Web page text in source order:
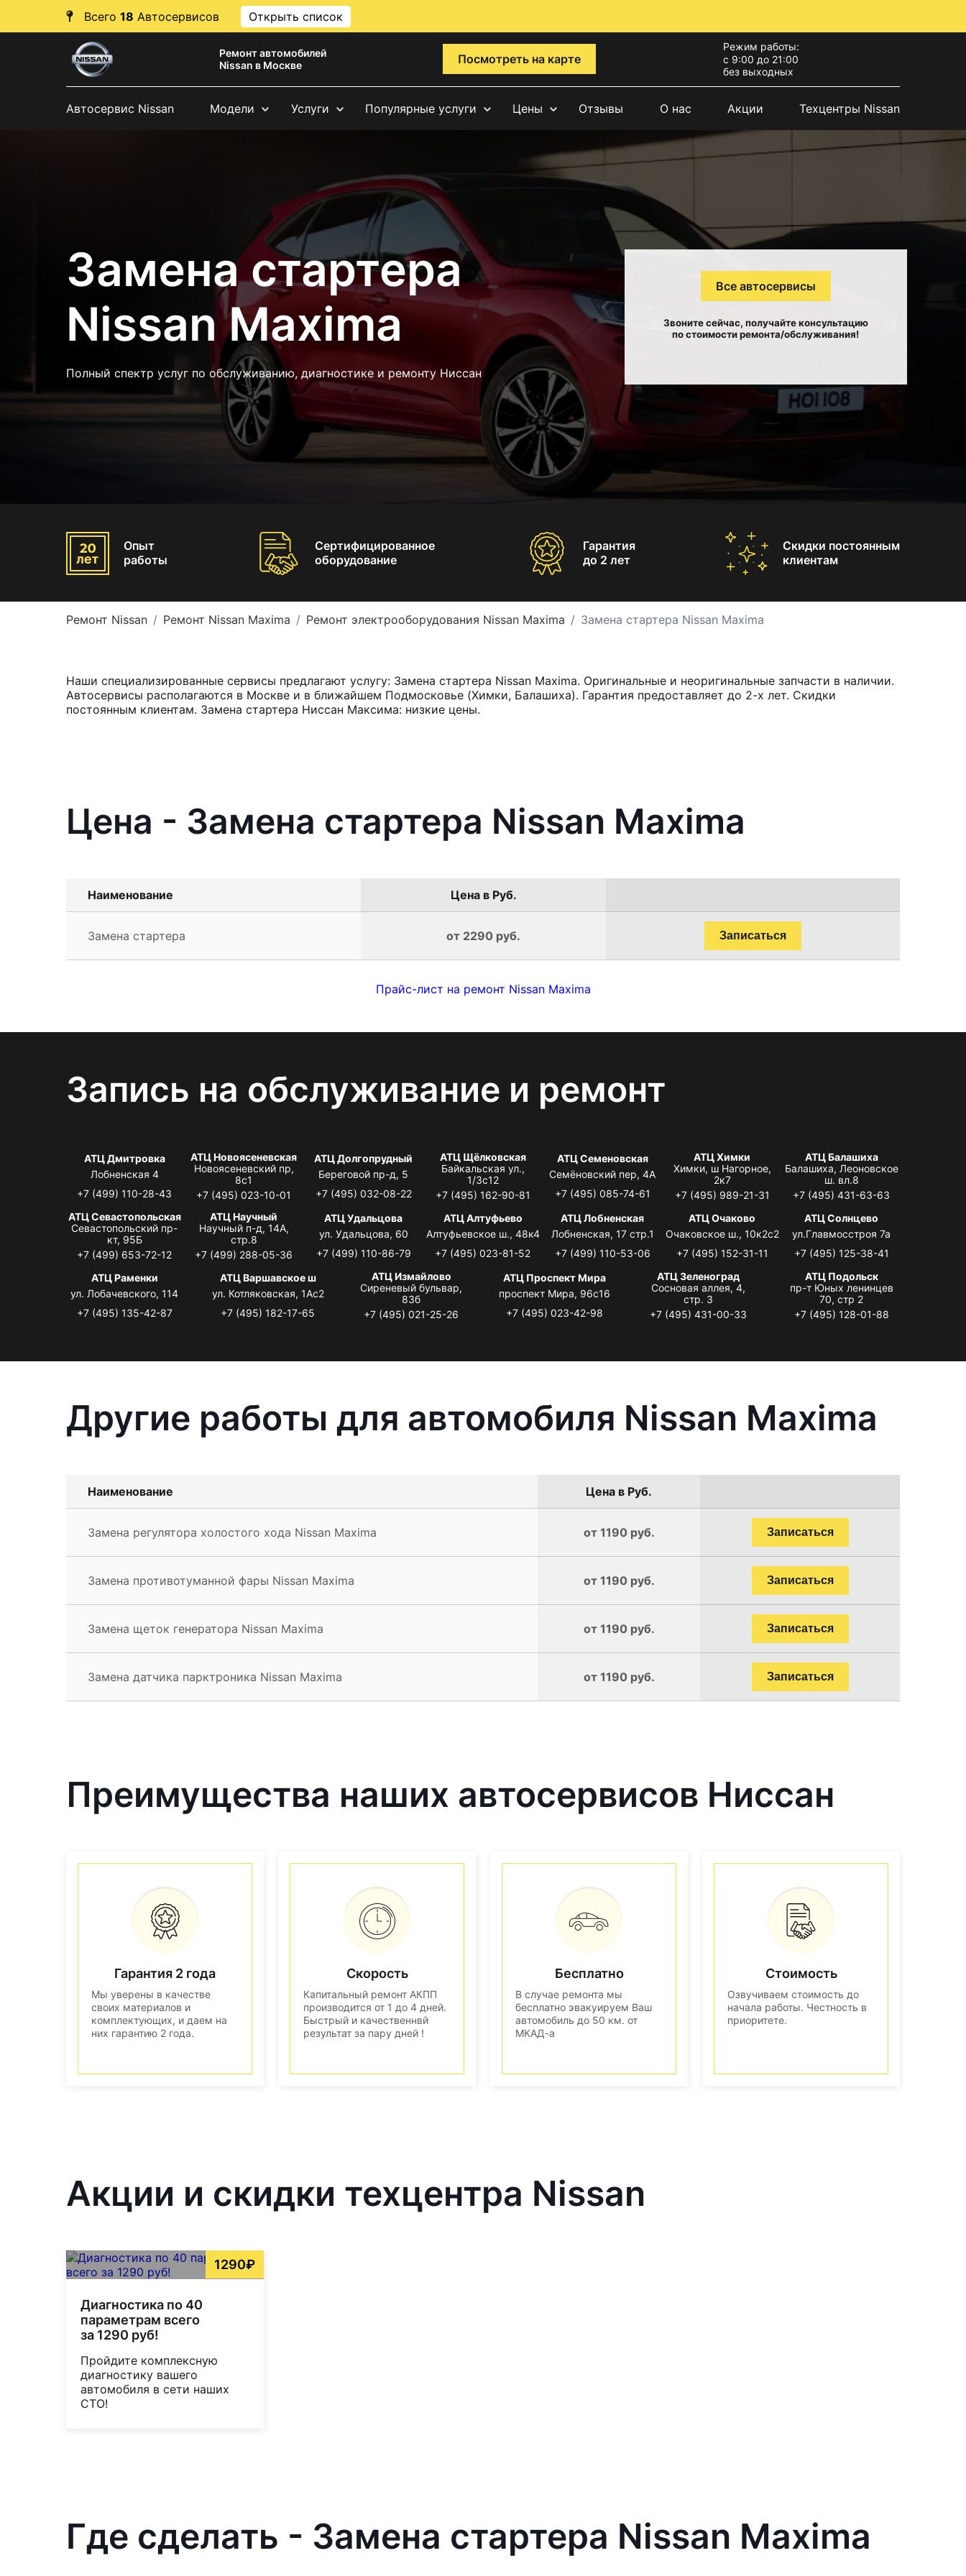
Всего 18 Автосервисов Открыть список
Ремонт автомобилей
Nissan в Москве
Посмотреть на карте
Режим работы:
с 9:00 до 21:00
без выходных
Автосервис Nissan Модели Услуги Популярные услуги Цены Отзывы О нас Акции Техцентры Nissan
Замена стартера
Nissan Maxima
Полный спектр услуг по обслуживанию, диагностике и ремонту Ниссан
Все автосервисы
Звоните сейчас, получайте консультацию
по стоимости ремонта/обслуживания!
Опыт
работы
Сертифицированное
оборудование
Гарантия
до 2 лет
Скидки постоянным
клиентам
Ремонт Nissan Ремонт Nissan Maxima Ремонт электрооборудования Nissan Maxima Замена стартера Nissan Maxima
Наши специализированные сервисы предлагают услугу: Замена стартера Nissan Maxima. Оригинальные и неоригинальные запчасти в наличии.
Автосервисы располагаются в Москве и в ближайшем Подмосковье (Химки, Балашиха). Гарантия предоставляет до 2-х лет. Скидки
постоянным клиентам. Замена стартера Ниссан Максима: низкие цены.
Цена - Замена стартера Nissan Maxima
Наименование Цена в Руб.
Замена стартера от 2290 руб. Записаться
Прайс-лист на ремонт Nissan Maxima
Запись на обслуживание и ремонт
АТЦ Дмитровка
Лобненская 4
+7 (499) 110-28-43
АТЦ Новоясеневская
Новоясеневский пр,
8с1
+7 (495) 023-10-01
АТЦ Долгопрудный
Береговой пр-д, 5
+7 (495) 032-08-22
АТЦ Щёлковская
Байкальская ул.,
1/3с12
+7 (495) 162-90-81
АТЦ Семеновская
Семёновский пер, 4А
+7 (495) 085-74-61
АТЦ Химки
Химки, ш Нагорное,
2к7
+7 (495) 989-21-31
АТЦ Балашиха
Балашиха, Леоновское
ш. вл.8
+7 (495) 431-63-63
АТЦ Севастопольская
Севастопольский пр-
кт, 95Б
+7 (499) 653-72-12
АТЦ Научный
Научный п-д, 14А,
стр.8
+7 (499) 288-05-36
АТЦ Удальцова
ул. Удальцова, 60
+7 (499) 110-86-79
АТЦ Алтуфьево
Алтуфьевское ш., 48к4
+7 (495) 023-81-52
АТЦ Лобненская
Лобненская, 17 стр.1
+7 (499) 110-53-06
АТЦ Очаково
Очаковское ш., 10к2с2
+7 (495) 152-31-11
АТЦ Солнцево
ул.Главмосстроя 7а
+7 (495) 125-38-41
АТЦ Раменки
ул. Лобачевского, 114
+7 (495) 135-42-87
АТЦ Варшавское ш
ул. Котляковская, 1Ас2
+7 (495) 182-17-65
АТЦ Измайлово
Сиреневый бульвар,
83б
+7 (495) 021-25-26
АТЦ Проспект Мира
проспект Мира, 96с16
+7 (495) 023-42-98
АТЦ Зеленоград
Сосновая аллея, 4,
стр. 3
+7 (495) 431-00-33
АТЦ Подольск
пр-т Юных ленинцев
70, стр 2
+7 (495) 128-01-88
Другие работы для автомобиля Nissan Maxima
Наименование Цена в Руб.
Замена регулятора холостого хода Nissan Maxima от 1190 руб. Записаться
Замена противотуманной фары Nissan Maxima от 1190 руб. Записаться
Замена щеток генератора Nissan Maxima от 1190 руб. Записаться
Замена датчика парктроника Nissan Maxima от 1190 руб. Записаться
Преимущества наших автосервисов Ниссан
Гарантия 2 года
Мы уверены в качестве
своих материалов и
комплектующих, и даем на
них гарантию 2 года.
Скорость
Капитальный ремонт АКПП
производится от 1 до 4 дней.
Быстрый и качественнвй
результат за пару дней !
Бесплатно
В случае ремонта мы
бесплатно эвакуируем Ваш
автомобиль до 50 км. от
МКАД-а
Стоимость
Озвучиваем стоимость до
начала работы. Честность в
приоритете.
Акции и скидки техцентра Nissan
1290₽
Диагностика по 40
параметрам всего
за 1290 руб!
Пройдите комплексную
диагностику вашего
автомобиля в сети наших
СТО!
Где сделать - Замена стартера Nissan Maxima